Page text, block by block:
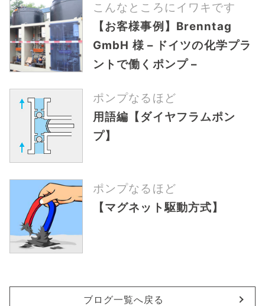
こんなところにイワキです
【お客様事例】Brenntag
GmbH 様 – ドイツの化学プラ
ントで働くポンプ –
ポンプなるほど
用語編【ダイヤフラムポン
プ】
ポンプなるほど
【マグネット駆動方式】
ブログ一覧へ戻る